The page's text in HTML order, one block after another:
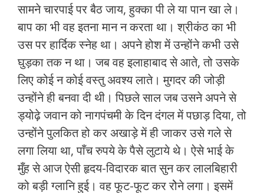
सामने चारपाई पर बैठ जाय, हुक्का पी ले या पान खा ले।
बाप का भी वह इतना मान न करता था। श्रीकंठ का भी
उस पर हार्दिक स्नेह था। अपने होश में उन्होंने कभी उसे
घुड़का तक न था। जब वह इलाहाबाद से आते, तो उसके
लिए कोई न कोई वस्तु अवश्य लाते। मुगदर की जोड़ी
उन्होंने ही बनवा दी थी। पिछले साल जब उसने अपने से
ड्योढ़े जवान को नागपंचमी के दिन दंगल में पछाड़ दिया, तो
उन्होंने पुलकित हो कर अखाड़े में ही जाकर उसे गले से
लगा लिया था, पाँच रुपये के पैसे लुटाये थे। ऐसे भाई के
मुँह से आज ऐसी हृदय-विदारक बात सुन कर लालबिहारी
को बड़ी ग्लानि हुई। वह फूट-फूट कर रोेने लगा। इसमें